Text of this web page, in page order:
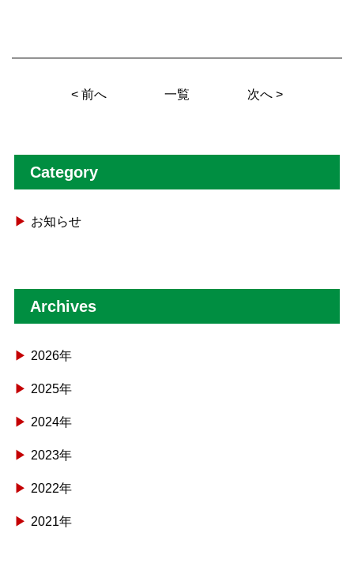
<前へ 一覧 次へ>
Category
お知らせ
Archives
2026年
2025年
2024年
2023年
2022年
2021年